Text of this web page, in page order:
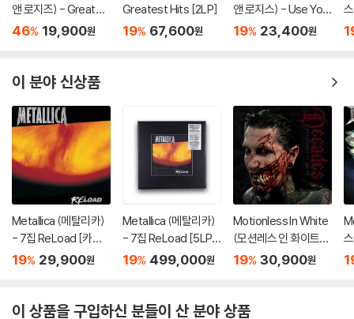
앤 로지즈) - Greates
t Hits: Their Biggest
46% 19,900원
Greatest Hits [2LP]
19% 67,600원
앤 로지스) - Use Your
Illusion II
19% 23,400원
이 분야 신상품
Metallica (메탈리카)
- 7집 ReLoad [카세
트테이프]
19% 29,900원
Metallica (메탈리카)
- 7집 ReLoad [5LP
+ 7인치 Vinyl + 15C
19% 499,000원
Motionless In White
(모션레스 인 화이트) -
Decades
19% 30,900원
이 상품을 구입하신 분들이 산 분야 상품